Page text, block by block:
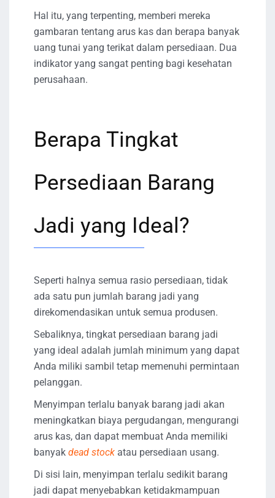
Hal itu, yang terpenting, memberi mereka
gambaran tentang arus kas dan berapa banyak
uang tunai yang terikat dalam persediaan. Dua
indikator yang sangat penting bagi kesehatan
perusahaan.
Berapa Tingkat
Persediaan Barang
Jadi yang Ideal?
Seperti halnya semua rasio persediaan, tidak
ada satu pun jumlah barang jadi yang
direkomendasikan untuk semua produsen.
Sebaliknya, tingkat persediaan barang jadi
yang ideal adalah jumlah minimum yang dapat
Anda miliki sambil tetap memenuhi permintaan
pelanggan.
Menyimpan terlalu banyak barang jadi akan
meningkatkan biaya pergudangan, mengurangi
arus kas, dan dapat membuat Anda memiliki
banyak dead stock atau persediaan usang.
Di sisi lain, menyimpan terlalu sedikit barang
jadi dapat menyebabkan ketidakmampuan